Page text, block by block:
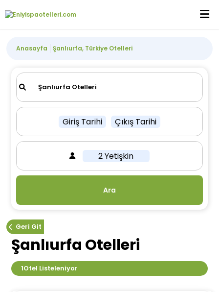
Anasayfa Şanlıurfa, Türkiye Otelleri
Giriş Tarihi Çıkış Tarihi
2 Yetişkin
Ara
Geri Git
Şanlıurfa Otelleri
1Otel Listeleniyor